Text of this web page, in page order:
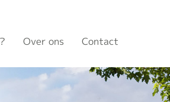
Over ons Contact